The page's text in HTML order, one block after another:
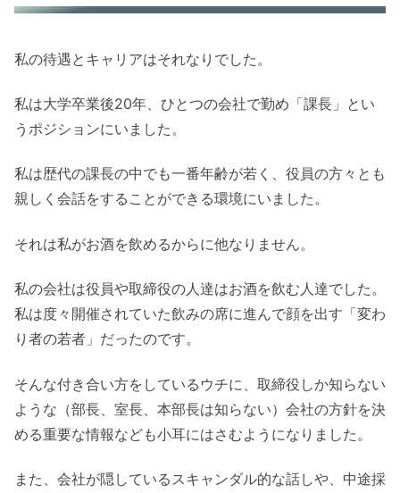
私の待遇とキャリアはそれなりでした。
私は大学卒業後20年、ひとつの会社で勤め「課長」とい
うポジションにいました。
私は歴代の課長の中でも一番年齢が若く、役員の方々とも
親しく会話をすることができる環境にいました。
それは私がお酒を飲めるからに他なりません。
私の会社は役員や取締役の人達はお酒を飲む人達でした。
私は度々開催されていた飲みの席に進んで顔を出す「変わ
り者の若者」だったのです。
そんな付き合い方をしているウチに、取締役しか知らない
ような（部長、室長、本部長は知らない）会社の方針を決
める重要な情報なども小耳にはさむようになりました。
また、会社が隠しているスキャンダル的な話しや、中途採